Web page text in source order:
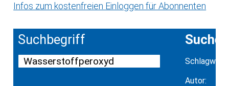
Infos zum kostenfreien Einloggen für Abonnenten
Suchbegriff Suche
Schlagwort:
Autor: